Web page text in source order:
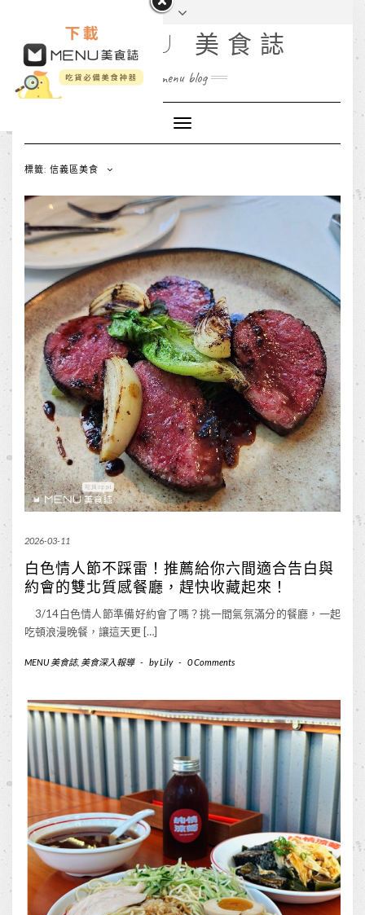
MENU 美食誌
menu blog
Toggle
Navigation
標籤: 信義區美食
2026-03-11
白色情人節不踩雷！推薦給你六間適合告白與
約會的雙北質感餐廳，趕快收藏起來！
3/14白色情人節準備好約會了嗎？挑一間氣氛滿分的餐廳，一起
吃頓浪漫晚餐，讓這天更 […]
MENU 美食誌, 美食深入報導 - byLily - 0 Comments